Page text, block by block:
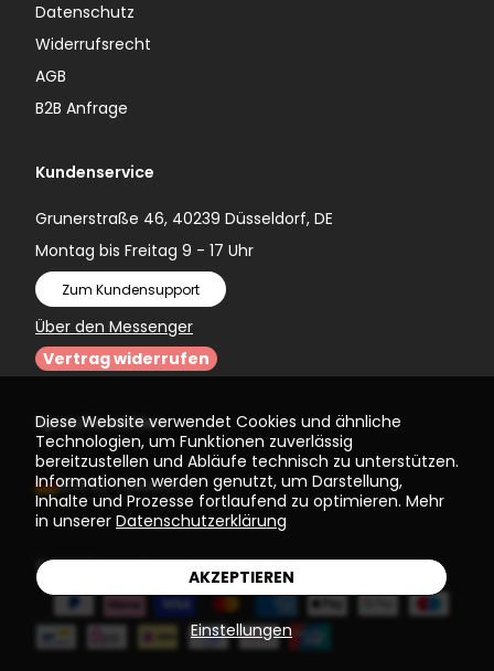
Diese Website verwendet Cookies und ähnliche
Technologien, um Funktionen zuverlässig
bereitzustellen und Abläufe technisch zu unterstützen.
Informationen werden genutzt, um Darstellung,
Inhalte und Prozesse fortlaufend zu optimieren. Mehr
in unserer Datenschutzerklärung
Einstellungen
AKZEPTIEREN
Datenschutz
Widerrufsrecht
AGB
B2B Anfrage
Kundenservice
Grunerstraße 46, 40239 Düsseldorf, DE
Montag bis Freitag 9 - 17 Uhr
Zum Kundensupport
Über den Messenger
Vertrag widerrufen
Sprache wählen
(EUR €) Deutsch
© 2026Einstein Newton